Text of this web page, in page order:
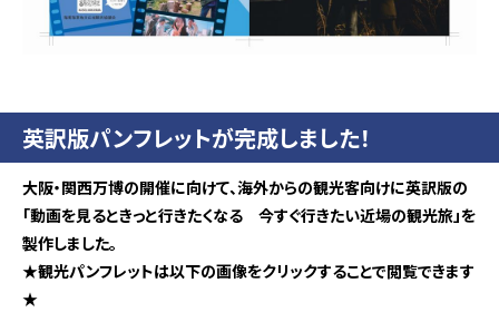
英訳版パンフレットが完成しました！
大阪・関西万博の開催に向けて、海外からの観光客向けに英訳版の
「動画を見るときっと行きたくなる 今すぐ行きたい近場の観光旅」を
製作しました。
★観光パンフレットは以下の画像をクリックすることで閲覧できます
★